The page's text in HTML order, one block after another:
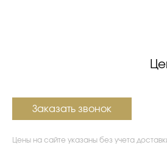
Заказать звонок
Цены на сайте указаны без учета